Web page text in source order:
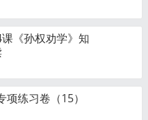
《孙权劝学》知
练习卷（15）